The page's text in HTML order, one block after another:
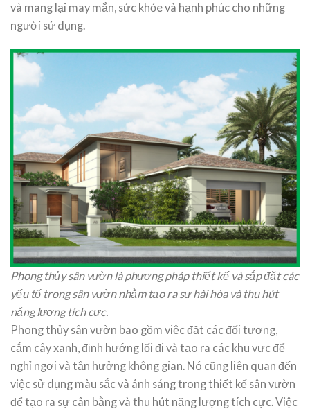
và mang lại may mắn, sức khỏe và hạnh phúc cho những
người sử dụng.
Phong thủy sân vườn là phương pháp thiết kế và sắp đặt các
yếu tố trong sân vườn nhằm tạo ra sự hài hòa và thu hút
năng lượng tích cực.
Phong thủy sân vườn bao gồm việc đặt các đối tượng,
cắm cây xanh, định hướng lối đi và tạo ra các khu vực để
nghỉ ngơi và tận hưởng không gian. Nó cũng liên quan đến
việc sử dụng màu sắc và ánh sáng trong thiết kế sân vườn
để tạo ra sự cân bằng và thu hút năng lượng tích cực. Việc